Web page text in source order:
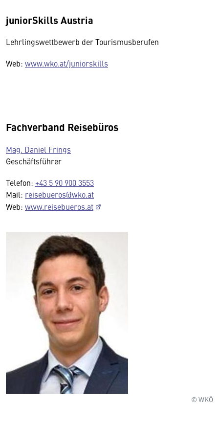
juniorSkills Austria
Lehrlingswettbewerb der Tourismusberufen
Web: www.wko.at/juniorskills
Fachverband Reisebüros
Mag. Daniel Frings
Geschäftsführer
Telefon: +43 5 90 900 3553
Mail: reisebueros@wko.at
Web: www.reisebueros.at
© WKÖ